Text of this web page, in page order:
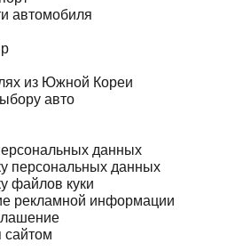
автомобиля
из Южной Кореи
авто
данных
персональных данных
файлов куки
рекламной информации
сайтом